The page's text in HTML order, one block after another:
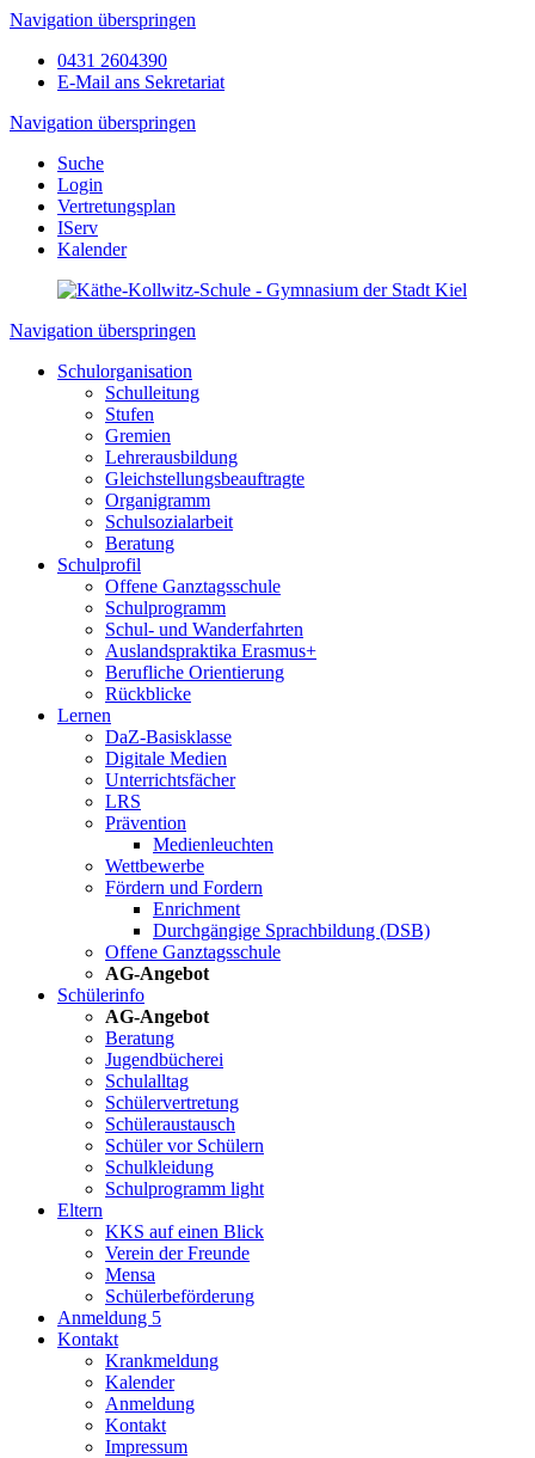
Navigation überspringen
0431 2604390
E-Mail ans Sekretariat
Navigation überspringen
Suche
Login
Vertretungsplan
IServ
Kalender
Navigation überspringen
Schulorganisation
Schulleitung
Stufen
Gremien
Lehrerausbildung
Gleichstellungsbeauftragte
Organigramm
Schulsozialarbeit
Beratung
Schulprofil
Offene Ganztagsschule
Schulprogramm
Schul- und Wanderfahrten
Auslandspraktika Erasmus+
Berufliche Orientierung
Rückblicke
Lernen
DaZ-Basisklasse
Digitale Medien
Unterrichtsfächer
LRS
Prävention
Medienleuchten
Wettbewerbe
Fördern und Fordern
Enrichment
Durchgängige Sprachbildung (DSB)
Offene Ganztagsschule
AG-Angebot
Schülerinfo
AG-Angebot
Beratung
Jugendbücherei
Schulalltag
Schülervertretung
Schüleraustausch
Schüler vor Schülern
Schulkleidung
Schulprogramm light
Eltern
KKS auf einen Blick
Verein der Freunde
Mensa
Schülerbeförderung
Anmeldung 5
Kontakt
Krankmeldung
Kalender
Anmeldung
Kontakt
Impressum